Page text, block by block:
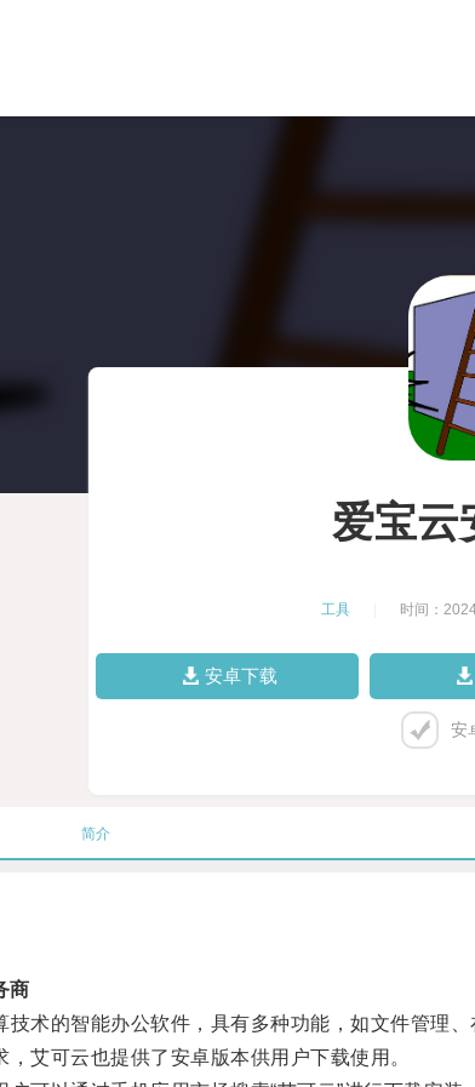
爱宝云
工具 时间：
安卓下载
安
简介
商
的智能办公软件，具有多种功能，如文件管理、
艾可云也提供了安卓版本供用户下载使用。